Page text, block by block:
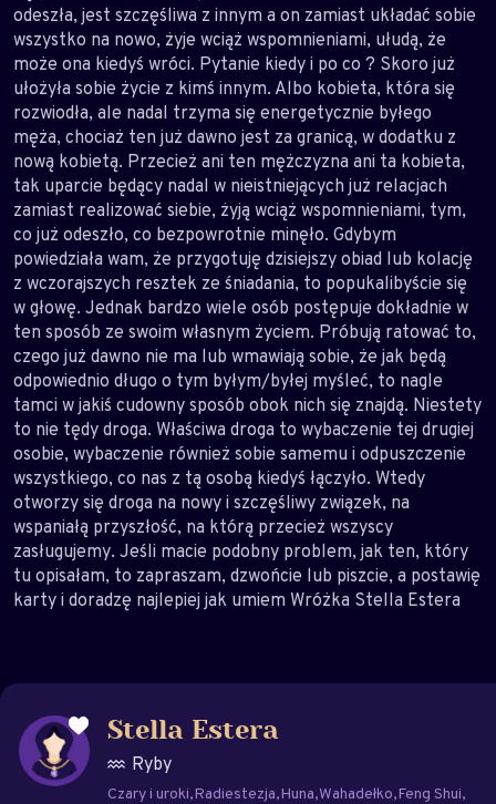
odeszła, jest szczęśliwa z innym a on zamiast układać sobie
wszystko na nowo, żyje wciąż wspomnieniami, ułudą, że
może ona kiedyś wróci. Pytanie kiedy i po co ? Skoro już
ułożyła sobie życie z kimś innym. Albo kobieta, która się
rozwiodła, ale nadal trzyma się energetycznie byłego
męża, chociaż ten już dawno jest za granicą, w dodatku z
nową kobietą. Przecież ani ten mężczyzna ani ta kobieta,
tak uparcie będący nadal w nieistniejących już relacjach
zamiast realizować siebie, żyją wciąż wspomnieniami, tym,
co już odeszło, co bezpowrotnie minęło. Gdybym
powiedziała wam, że przygotuję dzisiejszy obiad lub kolację
z wczorajszych resztek ze śniadania, to popukalibyście się
w głowę. Jednak bardzo wiele osób postępuje dokładnie w
ten sposób ze swoim własnym życiem. Próbują ratować to,
czego już dawno nie ma lub wmawiają sobie, że jak będą
odpowiednio długo o tym byłym/byłej myśleć, to nagle
tamci w jakiś cudowny sposób obok nich się znajdą. Niestety
to nie tędy droga. Właściwa droga to wybaczenie tej drugiej
osobie, wybaczenie również sobie samemu i odpuszczenie
wszystkiego, co nas z tą osobą kiedyś łączyło. Wtedy
otworzy się droga na nowy i szczęśliwy związek, na
wspaniałą przyszłość, na którą przecież wszyscy
zasługujemy. Jeśli macie podobny problem, jak ten, który
tu opisałam, to zapraszam, dzwońcie lub piszcie, a postawię
karty i doradzę najlepiej jak umiem Wróżka Stella Estera
Stella Estera
Ryby
Czary i uroki Radiestezja Huna Wahadełko Feng Shui